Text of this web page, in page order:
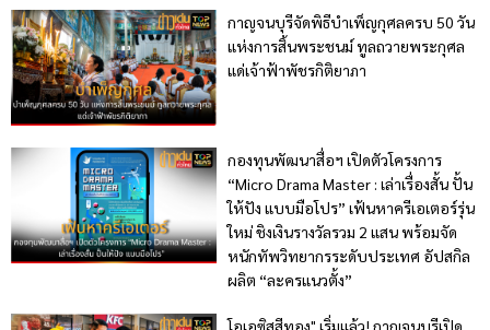
กาญจนบุรีจัดพิธีบำเพ็ญกุศลครบ 50 วัน
แห่งการสิ้นพระชนม์ ทูลถวายพระกุศล
แด่เจ้าฟ้าพัชรกิติยาภา
กองทุนพัฒนาสื่อฯ เปิดตัวโครงการ
“Micro Drama Master : เล่าเรื่องสั้น ปั้น
ให้ปัง แบบมือโปร” เฟ้นหาครีเอเตอร์รุ่น
ใหม่ ชิงเงินรางวัลรวม 2 แสน พร้อมจัด
หนักทัพวิทยากรระดับประเทศ อัปสกิล
ผลิต “ละครแนวตั้ง”
โอเอซิสสีทอง" เริ่มแล้ว! กาญจนบุรีเปิด